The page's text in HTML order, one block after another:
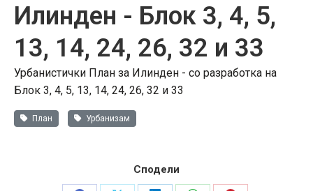
Илинден - Блок 3, 4, 5,
13, 14, 24, 26, 32 и 33
Урбанистички План за Илинден - со разработка на
Блок 3, 4, 5, 13, 14, 24, 26, 32 и 33
План Урбанизам
Сподели